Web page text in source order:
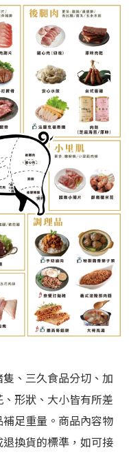
、三久食品分切、加
形狀、大小皆有所差
足重量。商品內容物
換貨的標準，如可接